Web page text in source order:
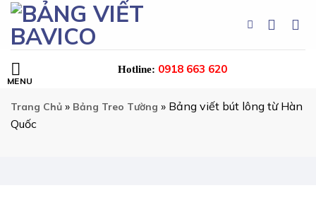
Skip
content
Hotline: 0918 663 620
Trang Chủ » Bảng Treo Tường » Bảng viết bút lông từ Hàn
Quốc